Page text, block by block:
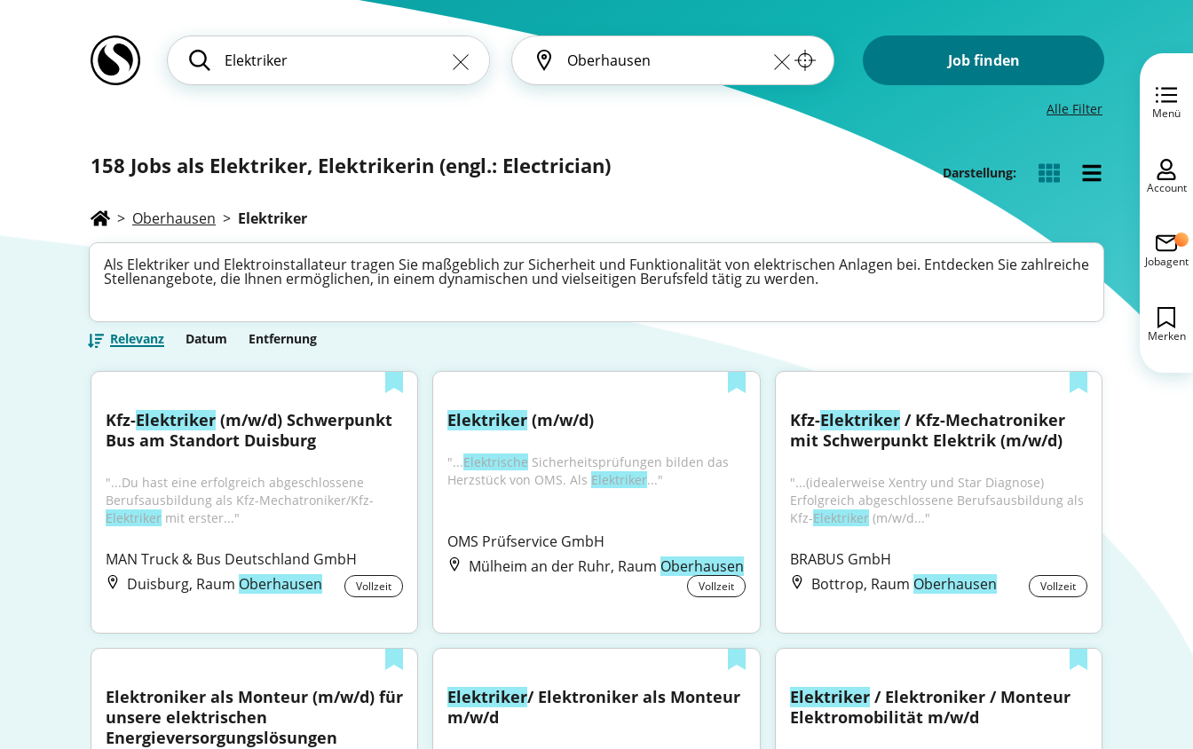
Job finden
Alle Filter
158 Jobs als Elektriker, Elektrikerin (engl.: Electrician) Darstellung:
> Oberhausen > Elektriker
Als Elektriker und Elektroinstallateur tragen Sie maßgeblich zur Sicherheit und Funktionalität von elektrischen Anlagen bei. Entdecken Sie zahlreiche
Stellenangebote, die Ihnen ermöglichen, in einem dynamischen und vielseitigen Berufsfeld tätig zu werden.
Relevanz Datum Entfernung
Kfz-Elektriker (m/w/d) Schwerpunkt
Bus am Standort Duisburg
"...Du hast eine erfolgreich abgeschlossene
Berufsausbildung als Kfz-Mechatroniker/Kfz-
Elektriker mit erster..."
MAN Truck & Bus Deutschland GmbH
Duisburg, Raum Oberhausen Vollzeit
Elektriker (m/w/d)
"...Elektrische Sicherheitsprüfungen bilden das
Herzstück von OMS. Als Elektriker..."
OMS Prüfservice GmbH
Mülheim an der Ruhr, Raum Oberhausen
Vollzeit
Kfz-Elektriker / Kfz-Mechatroniker
mit Schwerpunkt Elektrik (m/w/d)
"...(idealerweise Xentry und Star Diagnose)
Erfolgreich abgeschlossene Berufsausbildung als
Kfz-Elektriker (m/w/d..."
BRABUS GmbH
Bottrop, Raum Oberhausen Vollzeit
Elektroniker als Monteur (m/w/d) für
unsere elektrischen
Energieversorgungslösungen
Elektriker/ Elektroniker als Monteur
m/w/d
Elektriker / Elektroniker / Monteur
Elektromobilität m/w/d
Menü
Account
Jobagent
Merken